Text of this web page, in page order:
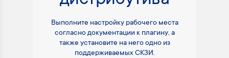
Выполните настройку рабочего места
согласно документации к плагину, а
также установите на него одно из
поддерживаемых СКЗИ.